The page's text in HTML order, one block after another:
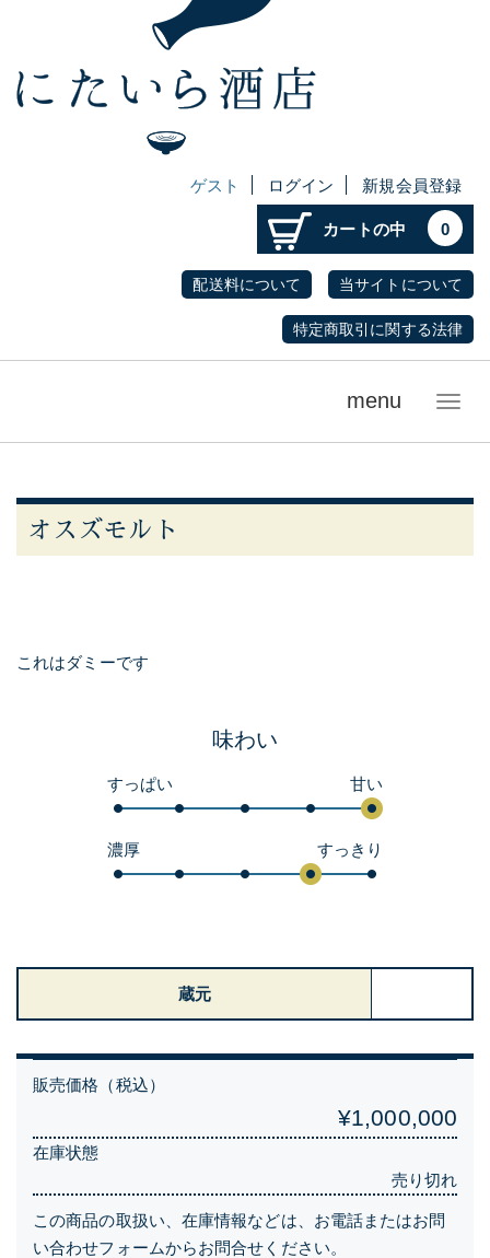
ゲスト ログイン 新規会員登録
カートの中 0
配送料について 当サイトについて
特定商取引に関する法律
メ
menu
オスズモルト
これはダミーです
味わい
すっぱい 甘い
濃厚 すっきり
蔵元
販売価格（税込）
¥1,000,000
在庫状態
売り切れ
この商品の取扱い、在庫情報などは、お電話またはお問
い合わせフォームからお問合せください。